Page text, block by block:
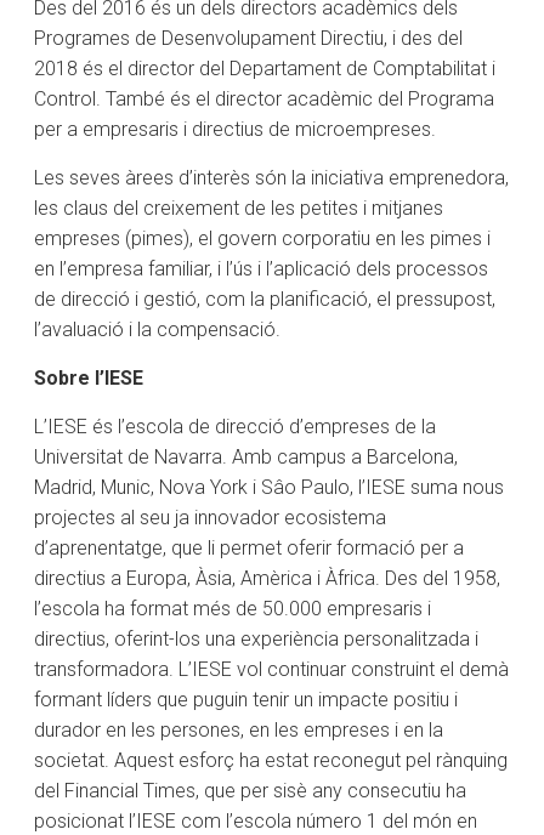
Des del 2016 és un dels directors acadèmics dels
Programes de Desenvolupament Directiu, i des del
2018 és el director del Departament de Comptabilitat i
Control. També és el director acadèmic del Programa
per a empresaris i directius de microempreses.
Les seves àrees d’interès són la iniciativa emprenedora,
les claus del creixement de les petites i mitjanes
empreses (pimes), el govern corporatiu en les pimes i
en l’empresa familiar, i l’ús i l’aplicació dels processos
de direcció i gestió, com la planificació, el pressupost,
l’avaluació i la compensació.
Sobre l’IESE
L’IESE és l’escola de direcció d’empreses de la
Universitat de Navarra. Amb campus a Barcelona,
Madrid, Munic, Nova York i Sâo Paulo, l’IESE suma nous
projectes al seu ja innovador ecosistema
d’aprenentatge, que li permet oferir formació per a
directius a Europa, Àsia, Amèrica i Àfrica. Des del 1958,
l’escola ha format més de 50.000 empresaris i
directius, oferint-los una experiència personalitzada i
transformadora. L’IESE vol continuar construint el demà
formant líders que puguin tenir un impacte positiu i
durador en les persones, en les empreses i en la
societat. Aquest esforç ha estat reconegut pel rànquing
del Financial Times, que per sisè any consecutiu ha
posicionat l’IESE com l’escola número 1 del món en